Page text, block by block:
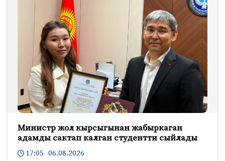
Министр жол кырсыгынан жабыркаган
адамды сактап калган студентти сыйлады
17:05 06.08.2026